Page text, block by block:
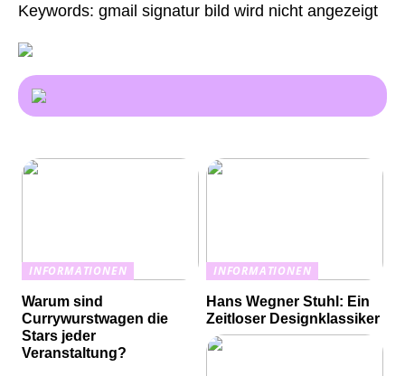
Keywords: gmail signatur bild wird nicht angezeigt
INFORMATIONEN
Warum sind
Currywurstwagen die
Stars jeder
Veranstaltung?
INFORMATIONEN
Hans Wegner Stuhl: Ein
Zeitloser Designklassiker